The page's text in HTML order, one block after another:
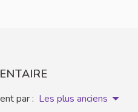
par : Les plus anciens